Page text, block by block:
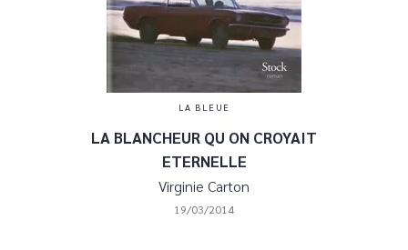
LA BLEUE
LA BLANCHEUR QU ON CROYAIT
ETERNELLE
Virginie Carton
19/03/2014